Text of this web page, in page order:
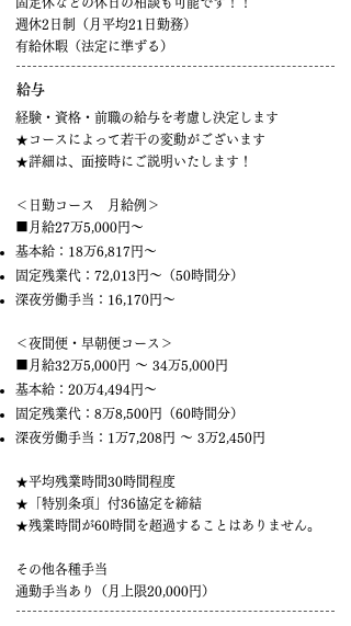
週休2日制（月平均21日勤務）
有給休暇（法定に準ずる）
​給与
経験・資格・前職の給与を考慮し決定します
★コースによって若干の変動がございます
★詳細は、面接時にご説明いたします！
＜日勤コース 月給例＞
■月給27万5,000円～
基本給：18万6,817円～
固定残業代：72,013円～（50時間分）
深夜労働手当：16,170円～
＜夜間便・早朝便コース＞
■月給32万5,000円 ～ 34万5,000円
基本給：20万4,494円～
固定残業代：8万8,500円（60時間分）
深夜労働手当：1万7,208円 ～ 3万2,450円
★平均残業時間30時間程度
★「特別条項」付36協定を締結
★残業時間が60時間を超過することはありません。
その他各種手当
通勤手当あり（月上限20,000円）